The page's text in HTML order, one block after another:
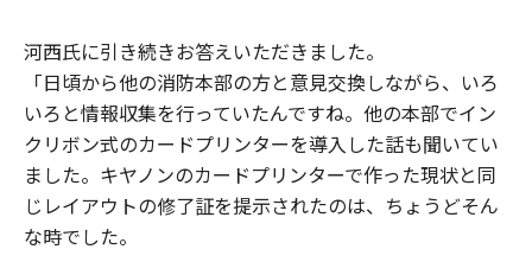
河西氏に引き続きお答えいただきました。
「日頃から他の消防本部の方と意見交換しながら、いろ
いろと情報収集を行っていたんですね。他の本部でイン
クリボン式のカードプリンターを導入した話も聞いてい
ました。キヤノンのカードプリンターで作った現状と同
じレイアウトの修了証を提示されたのは、ちょうどそん
な時でした。